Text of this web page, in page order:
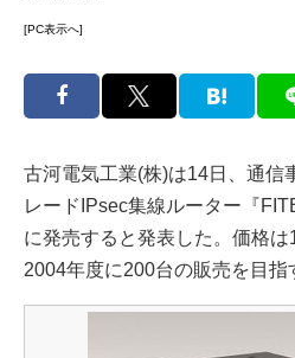
[PC表示へ]
古河電気工業(株)は14日、通信
レードIPsec集線ルーター『
に発売すると発表した。価格
2004年度に200台の販売を目指